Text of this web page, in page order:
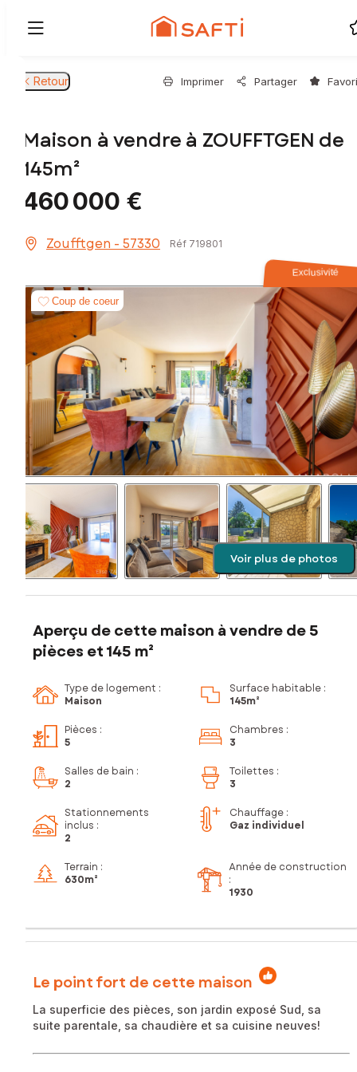
Retour Imprimer Partager
Maison à vendre à ZOUFFTGEN de
145m²
460 000 €
Zoufftgen - 57330 Réf 719801
Exclusivité
Coup de coeur
Voir plus de photos
Aperçu de cette maison à vendre de 5
pièces et 145 m²
Type de logement :
Maison
Surface habitable :
145m²
Pièces :
5
Chambres :
3
Salles de bain :
2
Toilettes :
3
Stationnements
inclus :
2
Chauffage :
Gaz individuel
Terrain :
630m²
Année de construction
:
1930
Le point fort de cette maison
La superficie des pièces, son jardin exposé Sud, sa
suite parentale, sa chaudière et sa cuisine neuves!